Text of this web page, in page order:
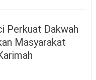
Perkuat Dakwah
Masyarakat